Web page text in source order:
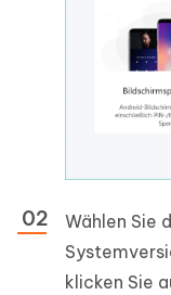
Wählen Sie
klicken Sie